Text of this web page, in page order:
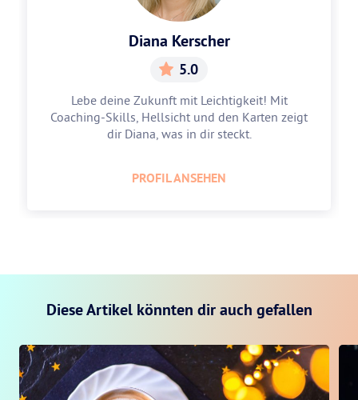
Diana Kerscher
5.0
Lebe deine Zukunft mit Leichtigkeit! Mit
Coaching-Skills, Hellsicht und den Karten zeigt
dir Diana, was in dir steckt.
PROFIL ANSEHEN
Diese Artikel könnten dir auch gefallen